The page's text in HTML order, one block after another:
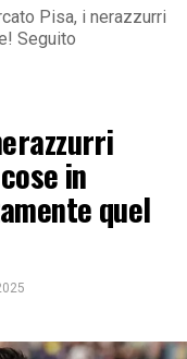
Pisa, i nerazzurri
Seguito
in
quel